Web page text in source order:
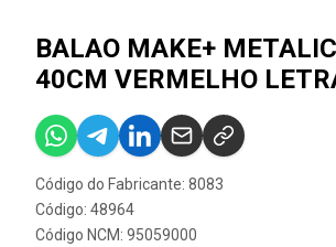
BALAO MAKE+
40CM VERMELHO
Código do Fabricante: 8083
Código: 48964
Código NCM: 95059000